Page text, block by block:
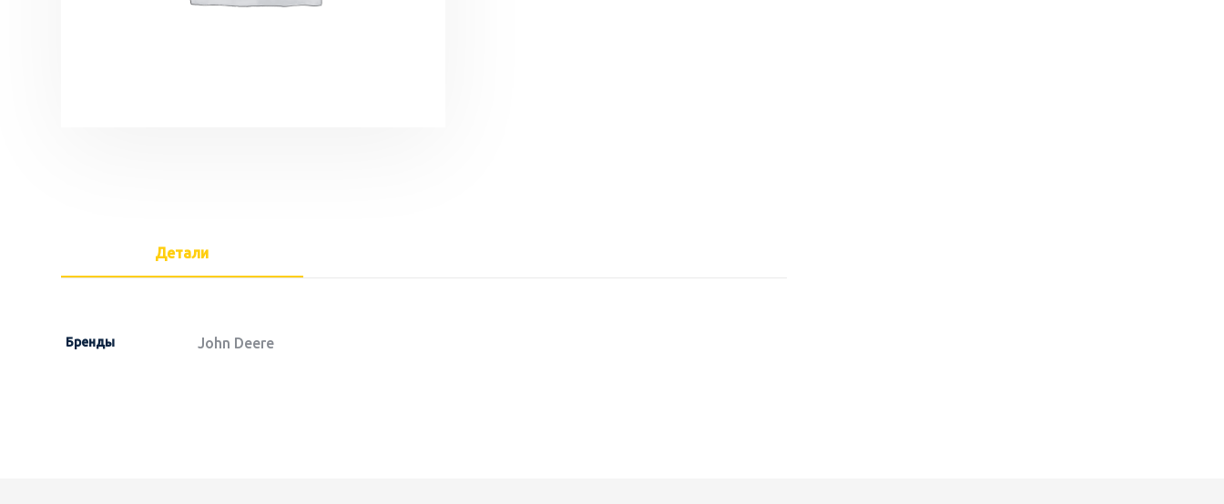
Детали
Бренды John Deere